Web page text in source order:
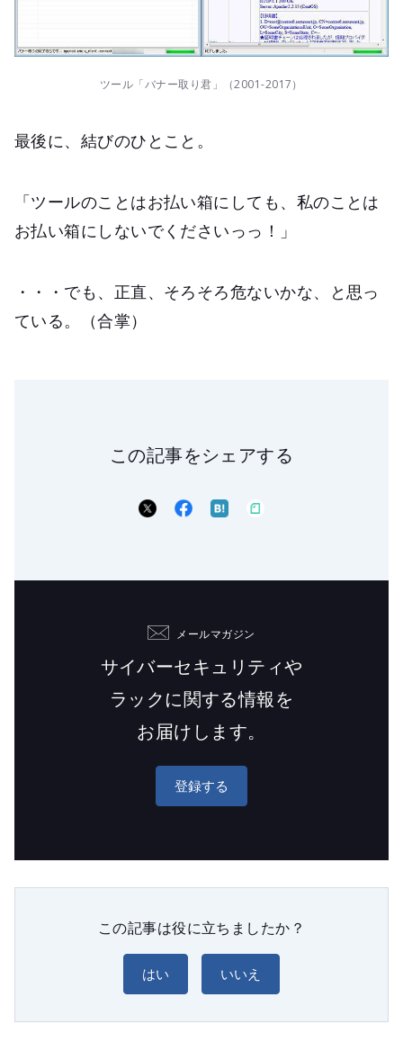
ツール「バナー取り君」（2001-2017）
最後に、結びのひとこと。
「ツールのことはお払い箱にしても、私のことは
お払い箱にしないでくださいっっ！」
・・・でも、正直、そろそろ危ないかな、と思っ
ている。（合掌）
この記事をシェアする
メールマガジン
サイバーセキュリティや
ラックに関する情報を
お届けします。
登録する
この記事は役に立ちましたか？
はい いいえ